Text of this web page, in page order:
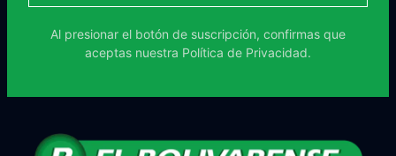
Al presionar el botón de suscripción, confirmas que
aceptas nuestra Política de Privacidad.